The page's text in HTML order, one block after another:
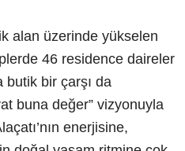
alan üzerinde yükselen
46 residence daireler
butik bir çarşı da
buna değer” vizyonuyla
enerjisine,